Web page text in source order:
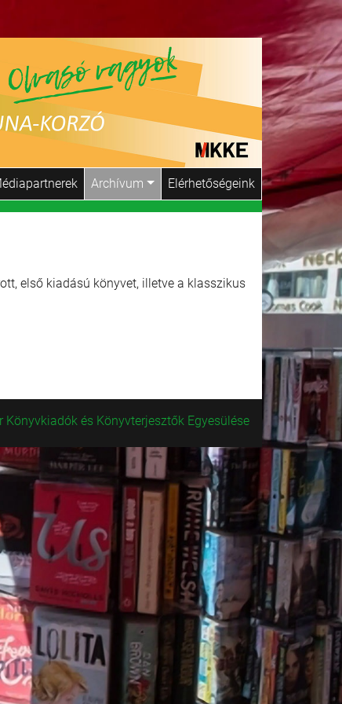
Archívum Elérhetőségeink
első kiadású könyvet, illetve a klasszikus
Könyvkiadók és Könyvterjesztők Egyesülése